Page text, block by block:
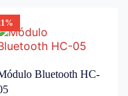
Bluetooth HC-